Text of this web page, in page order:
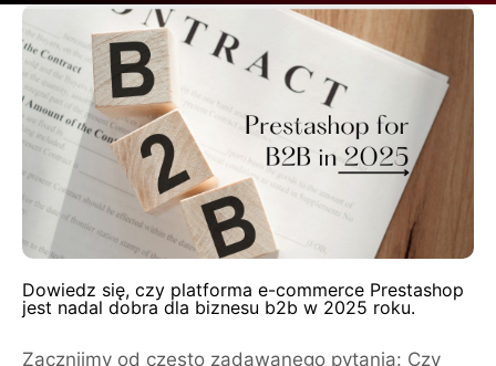
Dowiedz się, czy platforma e-commerce Prestashop
jest nadal dobra dla biznesu b2b w 2025 roku.
Zacznijmy od często zadawanego pytania: Czy